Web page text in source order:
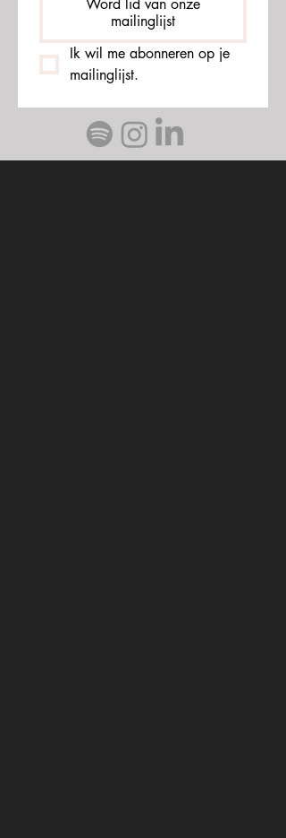
mailinglijst
Ik wil me abonneren op je
mailinglijst.